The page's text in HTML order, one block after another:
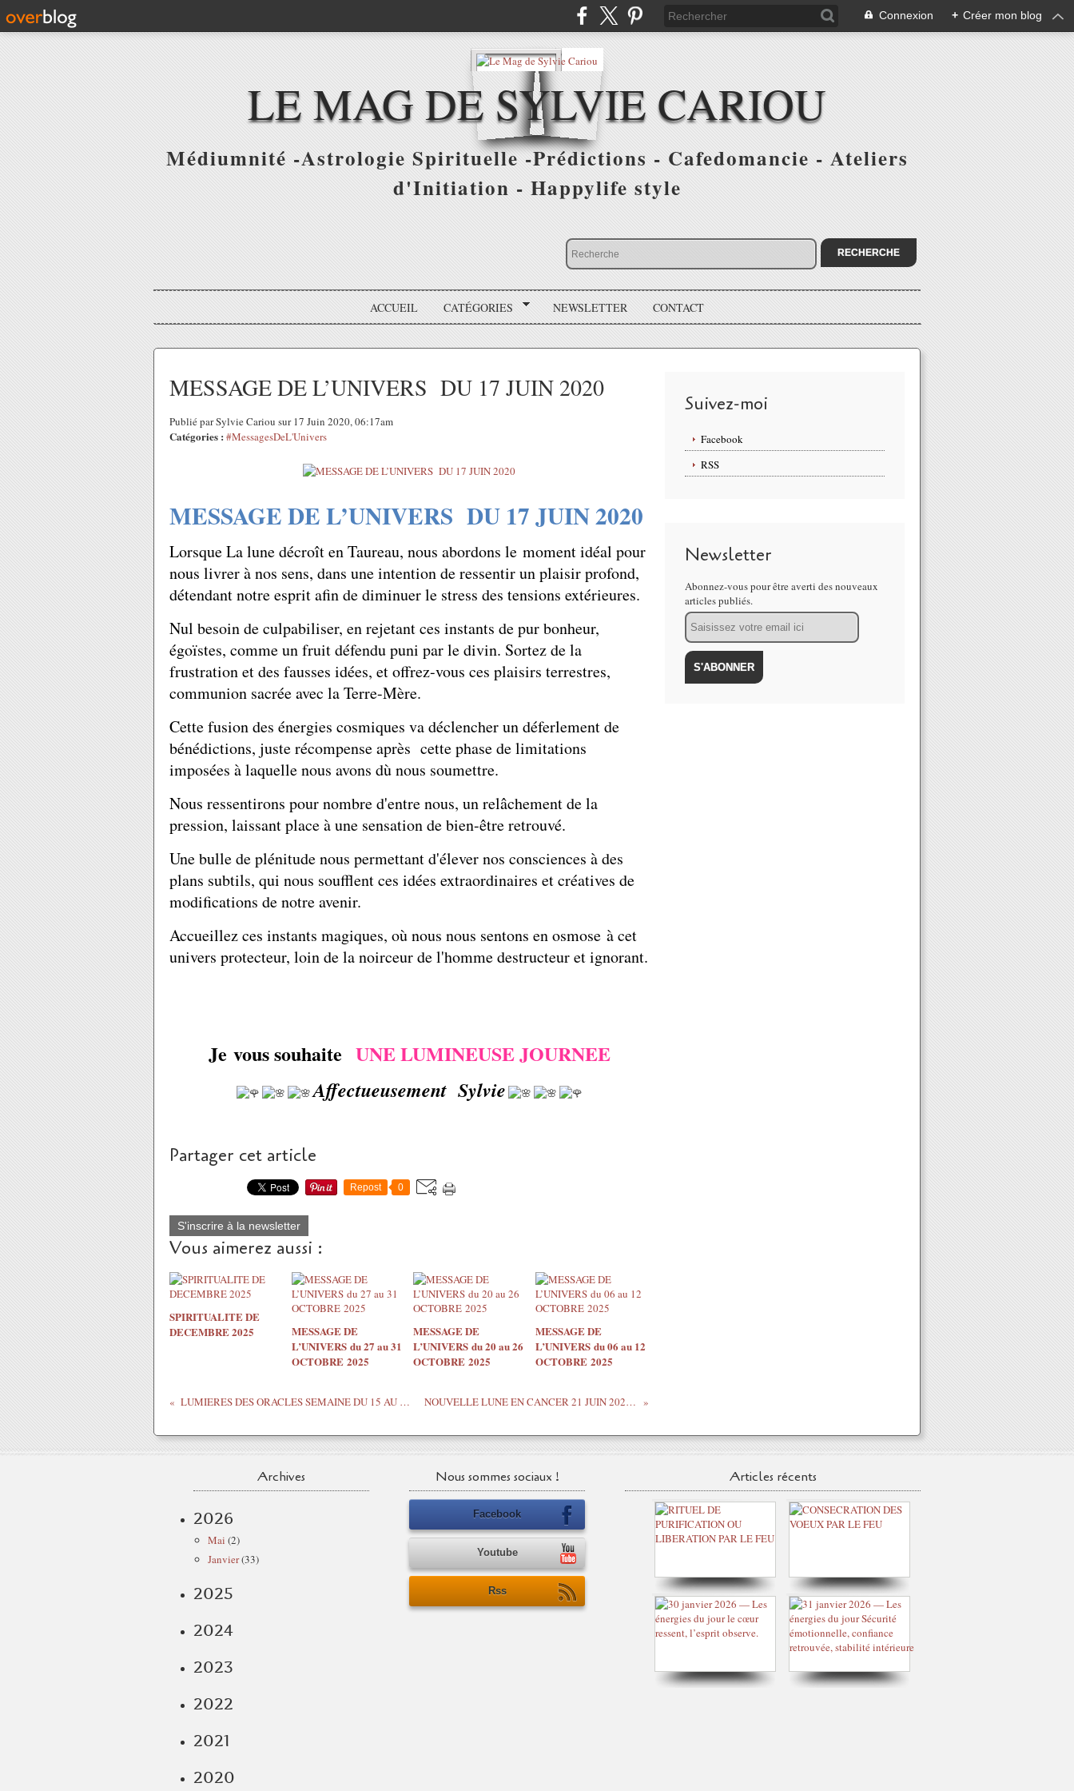
Connexion + Créer mon blog
LE MAG DE SYLVIE CARIOU
Médiumnité -Astrologie Spirituelle -Prédictions - Cafedomancie - Ateliers
d'Initiation - Happylife style
ACCUEIL CATÉGORIES NEWSLETTER CONTACT
MESSAGE DE L’UNIVERS DU 17 JUIN 2020
Publié par Sylvie Cariou sur 17 Juin 2020, 06:17am
Catégories : #MessagesDeL'Univers
MESSAGE DE L’UNIVERS DU 17 JUIN 2020
Lorsque La lune décroît en Taureau, nous abordons le moment idéal pour
nous livrer à nos sens, dans une intention de ressentir un plaisir profond,
détendant notre esprit afin de diminuer le stress des tensions extérieures.
Nul besoin de culpabiliser, en rejetant ces instants de pur bonheur,
égoïstes, comme un fruit défendu puni par le divin. Sortez de la
frustration et des fausses idées, et offrez-vous ces plaisirs terrestres,
communion sacrée avec la Terre-Mère.
Cette fusion des énergies cosmiques va déclencher un déferlement de
bénédictions, juste récompense après cette phase de limitations
imposées à laquelle nous avons dù nous soumettre.
Nous ressentirons pour nombre d'entre nous, un relâchement de la
pression, laissant place à une sensation de bien-être retrouvé.
Une bulle de plénitude nous permettant d'élever nos consciences à des
plans subtils, qui nous soufflent ces idées extraordinaires et créatives de
modifications de notre avenir.
Accueillez ces instants magiques, où nous nous sentons en osmose à cet
univers protecteur, loin de la noirceur de l'homme destructeur et ignorant.
Je vous souhaite UNE LUMINEUSE JOURNEE
Affectueusement Sylvie
Partager cet article
Repost 0
S'inscrire à la newsletter
Vous aimerez aussi :
SPIRITUALITE DE
DECEMBRE 2025
MESSAGE DE
L’UNIVERS du 27 au 31
OCTOBRE 2025
MESSAGE DE
L’UNIVERS du 20 au 26
OCTOBRE 2025
MESSAGE DE
L’UNIVERS du 06 au 12
OCTOBRE 2025
LUMIERES DES ORACLES SEMAINE DU 15 AU 21 JUIN 202015 juin 2020 CHIFFRES 8 à 10 NOUVELLE LUNE EN CANCER 21 JUIN 2020 QUELS SONT SES EFFETS? PARTIE 2
Suivez-moi
Facebook
RSS
Newsletter
Abonnez-vous pour être averti des nouveaux
articles publiés.
Email
Archives
2026
Mai (2)
Janvier(33)
2025
2024
2023
2022
2021
2020
Nous sommes sociaux !
Facebook
Youtube
Rss
Articles récents